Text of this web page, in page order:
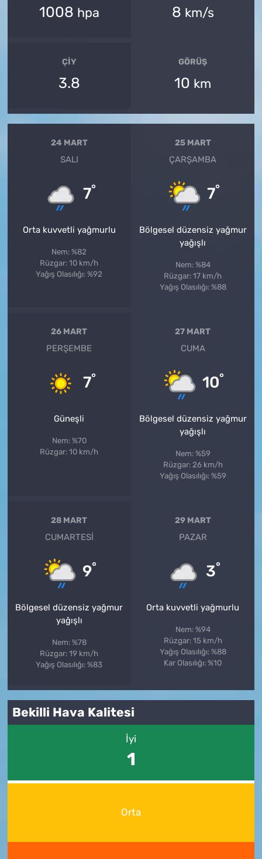
1008 hpa 8 km/s
ÇIY
3.8
GÖRÜŞ
10 km
24 MART
SALI
7°
Orta kuvvetli yağmurlu
Nem: %82
Rüzgar: 10 km/h
Yağış Olasılığı: %92
25 MART
ÇARŞAMBA
7°
Bölgesel düzensiz yağmur
yağışlı
Nem: %84
Rüzgar: 17 km/h
Yağış Olasılığı: %88
26 MART
PERŞEMBE
7°
Güneşli
Nem: %70
Rüzgar: 10 km/h
27 MART
CUMA
10°
Bölgesel düzensiz yağmur
yağışlı
Nem: %59
Rüzgar: 26 km/h
Yağış Olasılığı: %59
28 MART
CUMARTESI
9°
Bölgesel düzensiz yağmur
yağışlı
Nem: %78
Rüzgar: 19 km/h
Yağış Olasılığı: %83
29 MART
PAZAR
3°
Orta kuvvetli yağmurlu
Nem: %94
Rüzgar: 15 km/h
Yağış Olasılığı: %88
Kar Olasılığı: %10
Bekilli Hava Kalitesi
İyi
1
Orta